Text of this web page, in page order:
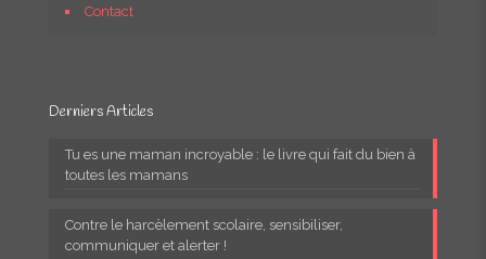
Contact
Derniers Articles
Tu es une maman incroyable : le livre qui fait du bien à
toutes les mamans
Contre le harcèlement scolaire, sensibiliser,
communiquer et alerter !